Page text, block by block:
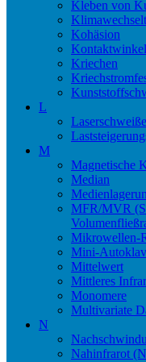
Kleben von
Kohäsion
Kontaktwinkel
Kriechen
L
M
Magnetische
Median
MFR/MVR
Mikrowellen-
Mini-
Mittelwert
Mittleres
Monomere
Multivariate
N
Nahinfrarot